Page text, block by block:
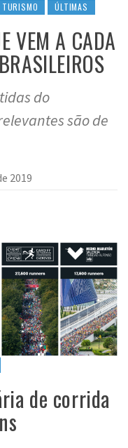
TURISMO ÚLTIMAS
VEM A CADA
do
são de
2019
de corrida